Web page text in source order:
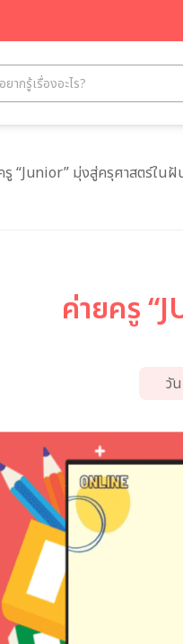
รู “Junior” มุ่งสู่ครุศาสตร์ใน
ค่ายครู
วั